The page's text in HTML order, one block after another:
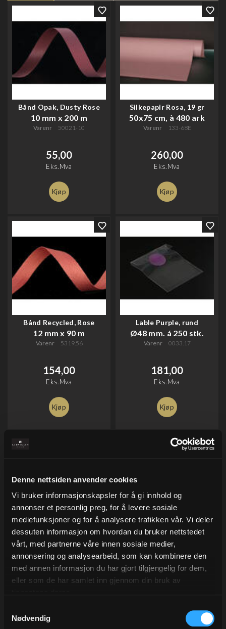
Denne nettsiden anvender cookies
Vi bruker informasjonskapsler for å gi innhold og
annonser et personlig preg, for å levere sosiale
mediefunksjoner og for å analysere trafikken vår. Vi deler
dessuten informasjon om hvordan du bruker nettstedet
vårt, med partnerne våre innen sosiale medier,
annonsering og analysearbeid, som kan kombinere den
med annen informasjon du har gjort tilgjengelig for dem,
eller som de har samlet inn gjennom din bruk av
Nødvendig
Bånd Opak, Dusty Rose
10 mm x 200 m
Varenr 50021-10
55,00
Eks.Mva
Kjøp
Silkepapir Rosa, 19 gr
50x75 cm, à 480 ark
Varenr 133-68E
260,00
Eks.Mva
Kjøp
Bånd Recycled, Rose
12 mm x 90 m
Varenr 5319.56
154,00
Eks.Mva
Kjøp
Lable Purple, rund
Ø48 mm. á 250 stk.
Varenr 0033.17
181,00
Eks.Mva
Kjøp
Cellotape, Transparent 15
mm x 66 m
à 10 rl
Varenr 901.1566
Bånd mattline, Fresco
10 mm x 250 m